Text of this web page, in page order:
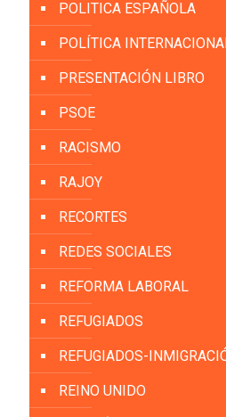
POLITICA ESPAÑOLA
POLÍTICA
PRESENTACIÓN LIBRO
PSOE
RACISMO
RAJOY
RECORTES
REDES SOCIALES
REFORMA LABORAL
REFUGIADOS
REFUGIADOS-
REINO UNIDO